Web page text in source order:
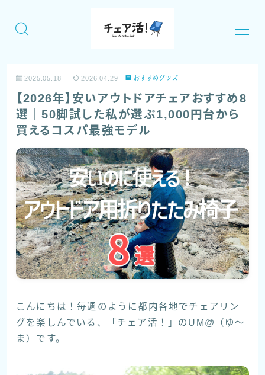
チェア活！について
記事一覧
全国のおすすめチェアリングスポットまとめ
「チェア活！」のイベント情報！
2025.05.18 2026.04.29 おすすめグッズ
【2026年】安いアウトドアチェアおすすめ8
選｜50脚試した私が選ぶ1,000円台から
買えるコスパ最強モデル
こんにちは！毎週のように都内各地でチェアリン
グを楽しんでいる、「チェア活！」のUM@（ゆ〜
ま）です。